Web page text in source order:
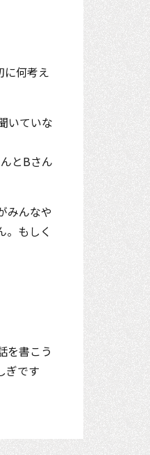
に何考え
いていな
とBさん
みんなや
。もしく
を書こう
ぎです